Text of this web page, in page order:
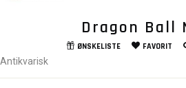
Dragon Ball
ØNSKELISTE FAVORIT
Antikvarisk